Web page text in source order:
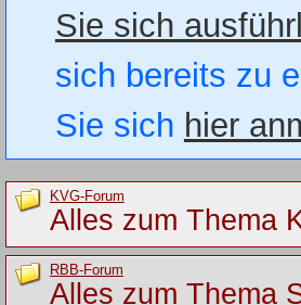
Sie sich
sich bereits zu
Sie sich hier
KVG-Forum
Alles zum Thema
RBB-Forum
Alles zum Thema